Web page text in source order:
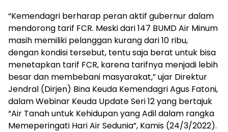
“Kemendagri berharap peran aktif gubernur dalam
mendorong tarif FCR. Meski dari 147 BUMD Air Minum
masih memiliki pelanggan kurang dari 10 ribu,
dengan kondisi tersebut, tentu saja berat untuk bisa
menetapkan tarif FCR, karena tarifnya menjadi lebih
besar dan membebani masyarakat,” ujar Direktur
Jendral (Dirjen) Bina Keuda Kemendagri Agus Fatoni,
dalam Webinar Keuda Update Seri 12 yang bertajuk
“Air Tanah untuk Kehidupan yang Adil dalam rangka
Memeperingati Hari Air Sedunia”, Kamis (24/3/2022).